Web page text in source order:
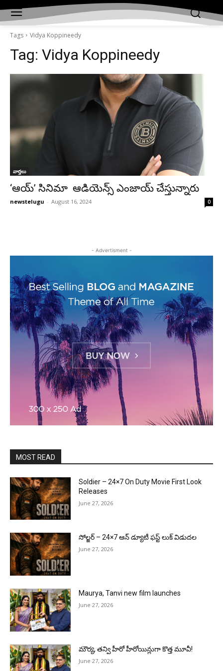
Tags Vidya Koppineedy
Tag: Vidya Koppineedy
వార్తలు
‘ఆయ్’ సినిమా ఆడియెన్స్ ఎంజాయ్ చేస్తున్నారు
newstelugu - August 16, 2024 0
- Advertisment -
MOST READ
Soldier – 24×7 On Duty Movie First Look
Releases
June 27, 2026
సోల్జర్ – 24×7 ఆన్ డ్యూటీ ఫస్ట్ లుక్ విడుదల
June 27, 2026
Maurya, Tanvi new film launches
June 27, 2026
మౌర్య‌, త‌న్వి హీరో హీరోయిన్లుగా కొత్త మూవీ!
June 27, 2026